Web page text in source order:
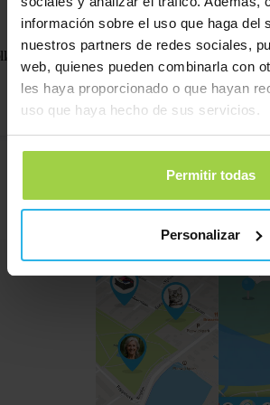
información sobre el uso que haga del
nuestros partners de redes sociales,
web, quienes pueden combinarla con
les haya proporcionado o que hayan
uso que haya hecho de sus servicios.
Permitir todas
Personalizar
para gatos con cierre de seguridad – Negro /
Pedir ahora